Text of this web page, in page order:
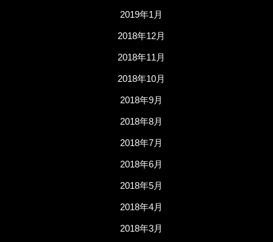
2019年1月
2018年12月
2018年11月
2018年10月
2018年9月
2018年8月
2018年7月
2018年6月
2018年5月
2018年4月
2018年3月